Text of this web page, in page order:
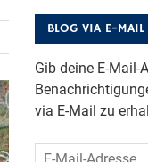
BLOG VIA E-MAIL
Gib deine E-Mail-
via E-Mail zu
E-